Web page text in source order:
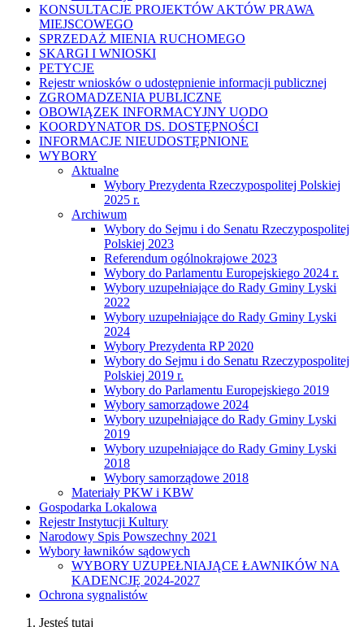
KONSULTACJE PROJEKTÓW AKTÓW PRAWA
MIEJSCOWEGO
SPRZEDAŻ MIENIA RUCHOMEGO
SKARGI I WNIOSKI
PETYCJE
Rejestr wniosków o udostępnienie informacji publicznej
ZGROMADZENIA PUBLICZNE
OBOWIĄZEK INFORMACYJNY UODO
KOORDYNATOR DS. DOSTĘPNOŚCI
INFORMACJE NIEUDOSTĘPNIONE
WYBORY
Aktualne
Wybory Prezydenta Rzeczypospolitej Polskiej
2025 r.
Archiwum
Wybory do Sejmu i do Senatu Rzeczypospolitej
Polskiej 2023
Referendum ogólnokrajowe 2023
Wybory do Parlamentu Europejskiego 2024 r.
Wybory uzupełniające do Rady Gminy Lyski
2022
Wybory uzupełniające do Rady Gminy Lyski
2024
Wybory Prezydenta RP 2020
Wybory do Sejmu i do Senatu Rzeczypospolitej
Polskiej 2019 r.
Wybory do Parlamentu Europejskiego 2019
Wybory samorządowe 2024
Wybory uzupełniające do Rady Gminy Lyski
2019
Wybory uzupełniające do Rady Gminy Lyski
2018
Wybory samorządowe 2018
Materiały PKW i KBW
Gospodarka Lokalowa
Rejestr Instytucji Kultury
Narodowy Spis Powszechny 2021
Wybory ławników sądowych
WYBORY UZUPEŁNIAJĄCE ŁAWNIKÓW NA
KADENCJĘ 2024-2027
Ochrona sygnalistów
Jesteś tutaj